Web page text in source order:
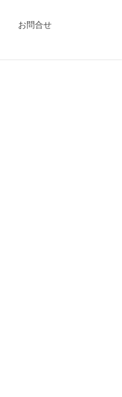
お問合せ